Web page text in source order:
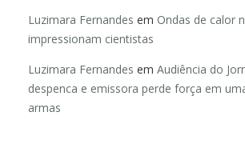
Luzimara Fernandes em Ondas de calor
impressionam cientistas
Luzimara Fernandes em Audiência do
despenca e emissora perde força em
armas